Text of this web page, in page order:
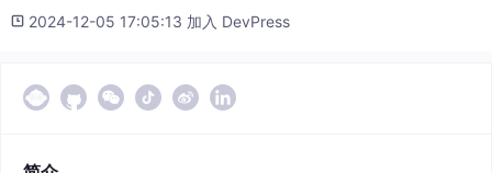
2024-12-05 17:05:13 加入 DevPress